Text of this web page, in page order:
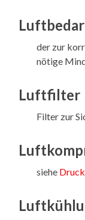
der zur
nötige
Luftfilter
Filter zur
siehe